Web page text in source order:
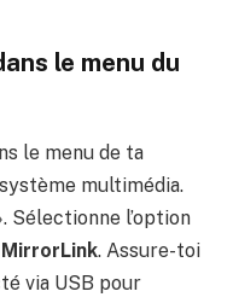
le menu du
le menu de ta
multimédia.
Sélectionne l’option
MirrorLink. Assure-toi
via USB pour